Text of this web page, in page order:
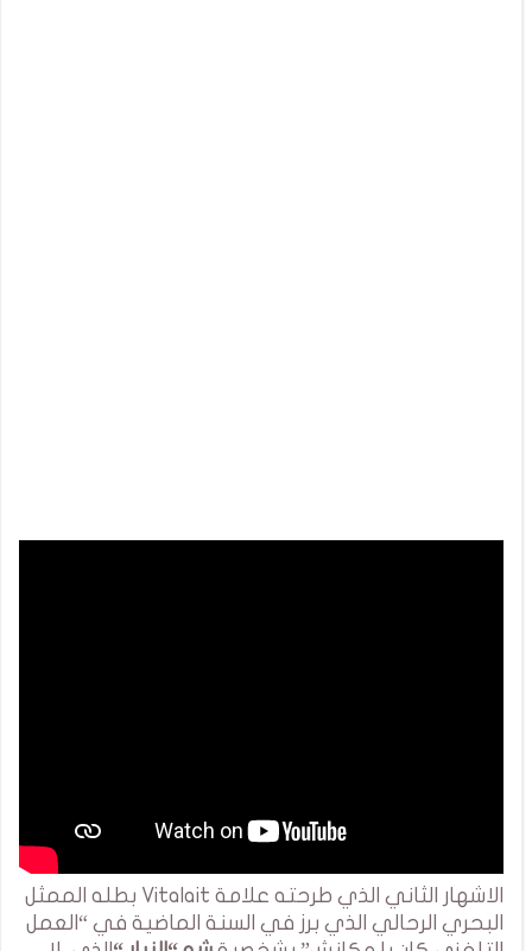
الاشهار الثاني الذي طرحته علامة Vitalait بطله الممثل
البحري الرحالي الذي برز في السنة الماضية في “العمل